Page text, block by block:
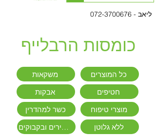
072-3700676 - ליאב
כומסות הרבלייף
משקאות
אבקות
כשר למהדרין
שייקירים ובקבוקים
כל המוצרים
חטיפים
מוצרי טיפוח
ללא גלוטן